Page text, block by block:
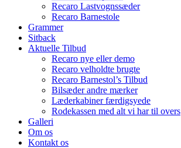
Recaro Lastvognssæder
Recaro Barnestole
Grammer
Sitback
Aktuelle Tilbud
Recaro nye eller demo
Recaro velholdte brugte
Recaro Barnestol’s Tilbud
Bilsæder andre mærker
Læderkabiner færdigsyede
Rodekassen med alt vi har til overs
Galleri
Om os
Kontakt os